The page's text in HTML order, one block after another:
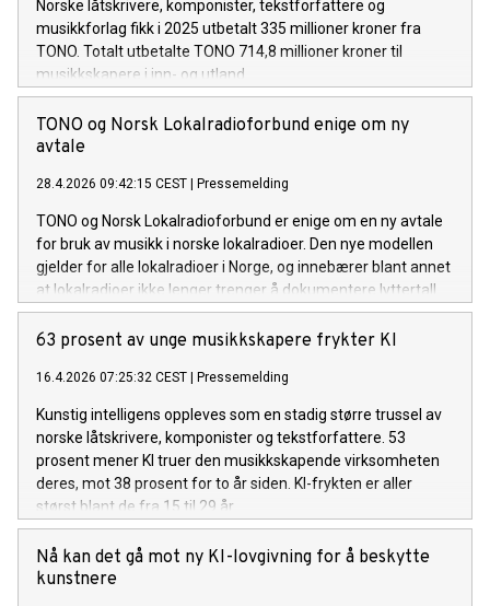
Norske låtskrivere, komponister, tekstforfattere og
musikkforlag fikk i 2025 utbetalt 335 millioner kroner fra
TONO. Totalt utbetalte TONO 714,8 millioner kroner til
musikkskapere i inn- og utland.
TONO og Norsk Lokalradioforbund enige om ny
avtale
28.4.2026 09:42:15 CEST | Pressemelding
TONO og Norsk Lokalradioforbund er enige om en ny avtale
for bruk av musikk i norske lokalradioer. Den nye modellen
gjelder for alle lokalradioer i Norge, og innebærer blant annet
at lokalradioer ikke lenger trenger å dokumentere lyttertall.
63 prosent av unge musikkskapere frykter KI
16.4.2026 07:25:32 CEST | Pressemelding
Kunstig intelligens oppleves som en stadig større trussel av
norske låtskrivere, komponister og tekstforfattere. 53
prosent mener KI truer den musikkskapende virksomheten
deres, mot 38 prosent for to år siden. KI-frykten er aller
størst blant de fra 15 til 29 år.
Nå kan det gå mot ny KI-lovgivning for å beskytte
kunstnere